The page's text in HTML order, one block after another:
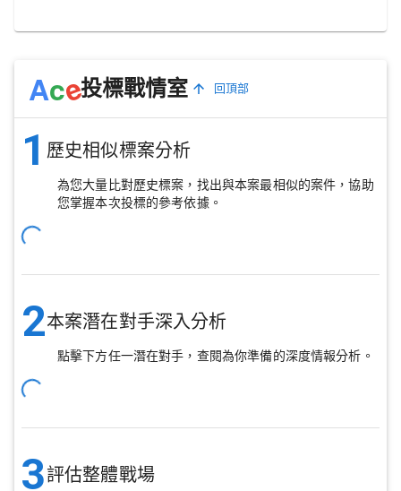
Ace投標戰情室 回頂部
1 歷史相似標案分析
為您大量比對歷史標案，找出與本案最相似的案件，協助
您掌握本次投標的參考依據。
2本案潛在對手深入分析
點擊下方任一潛在對手，查閱為你準備的深度情報分析。
3評估整體戰場